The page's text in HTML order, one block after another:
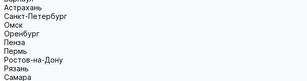
Астрахань
Санкт-Петербург
Омск
Оренбург
Пенза
Пермь
Ростов-на-Дону
Рязань
Самара